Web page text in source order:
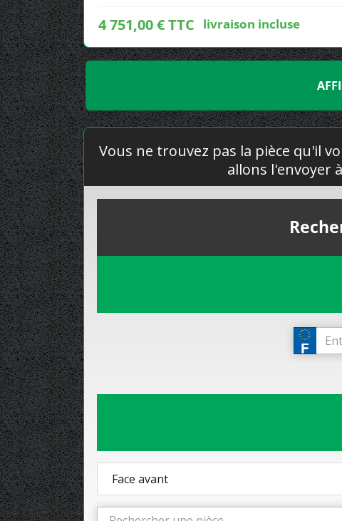
4 751,00 € TTC livraison incluse
Vous ne trouvez pas la pièce qu'il
allons l'envoyer
Face avant